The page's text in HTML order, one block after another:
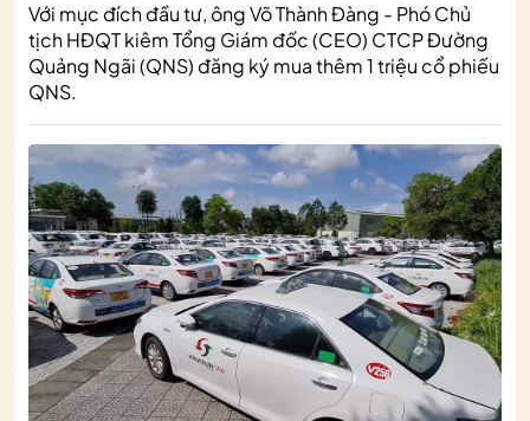
Với mục đích đầu tư, ông Võ Thành Đàng - Phó Chủ
tịch HĐQT kiêm Tổng Giám đốc (CEO) CTCP Đường
Quảng Ngãi (QNS) đăng ký mua thêm 1 triệu cổ phiếu
QNS.